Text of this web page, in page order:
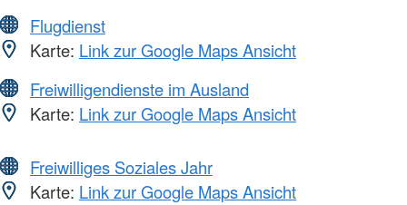
Flugdienst
Karte: Link zur Google Maps Ansicht
Freiwilligendienste im Ausland
Karte: Link zur Google Maps Ansicht
Freiwilliges Soziales Jahr
Karte: Link zur Google Maps Ansicht